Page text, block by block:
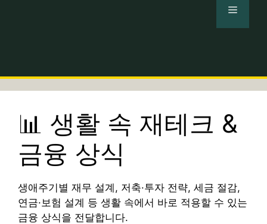
메
📊 생활 속 재테크 &
금융 상식
생애주기별 재무 설계, 저축·투자 전략, 세금 절감,
연금·보험 설계 등 생활 속에서 바로 적용할 수 있는
금융 상식을 전달합니다.